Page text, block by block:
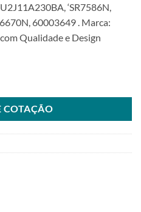
‘SR7586N,
60003649 . Marca:
Qualidade e Design
COTAÇÃO